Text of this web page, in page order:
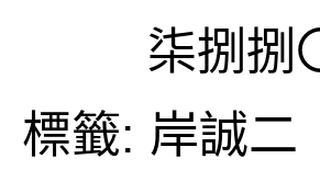
柒捌捌
標籤: 岸誠二